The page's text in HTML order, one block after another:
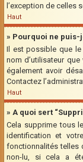
l’exception de celles
Haut
» Pourquoi ne puis-
Il est possible que
nom d’utilisateur
également avoir
Contactez
Haut
» A quoi sert
Cela supprime tous
identification et
fonctionnalités telles
non-lu, si cela a